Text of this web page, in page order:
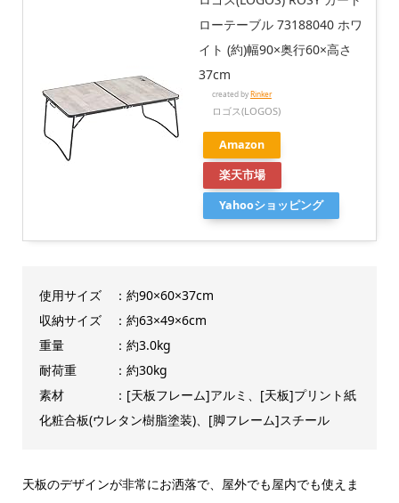
ローテーブル 73188040 ホワ
イト (約)幅90×奥行60×高さ
37cm
created by Rinker
ロゴス(LOGOS)
Amazon
楽天市場
Yahooショッピング
使用サイズ ：約90×60×37cm
収納サイズ ：約63×49×6cm
重量 ：約3.0kg
耐荷重 ：約30kg
素材 ：[天板フレーム]アルミ、[天板]プリント紙
化粧合板(ウレタン樹脂塗装)、[脚フレーム]スチール
天板のデザインが非常にお洒落で、屋外でも屋内でも使えま